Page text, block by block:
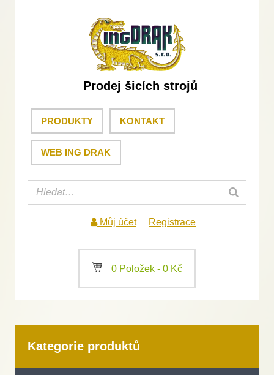
Prodej šicích strojů
PRODUKTY KONTAKT
WEB ING DRAK
Můj účet Registrace
a 0 Položek - 0 Kč
Kategorie produktů